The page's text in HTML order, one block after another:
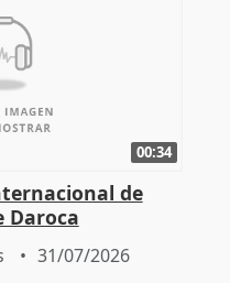
00:34
de
Daroca
31/07/2026